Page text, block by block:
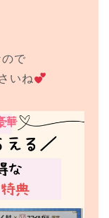
で
いね